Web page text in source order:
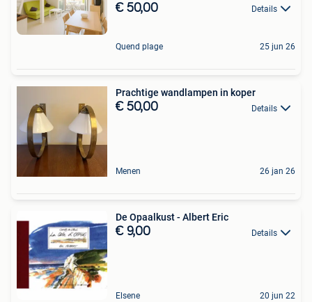
€ 50,00 Details
Quend plage 25 jun 26
Prachtige wandlampen in koper
€ 50,00 Details
Menen 26 jan 26
De Opaalkust - Albert Eric
€ 9,00 Details
Elsene 20 jun 22